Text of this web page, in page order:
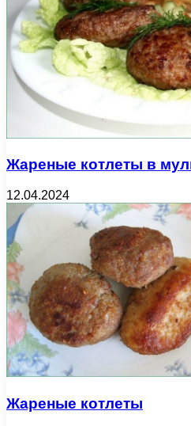
Жареные котлеты в
12.04.2024
Жареные котлеты